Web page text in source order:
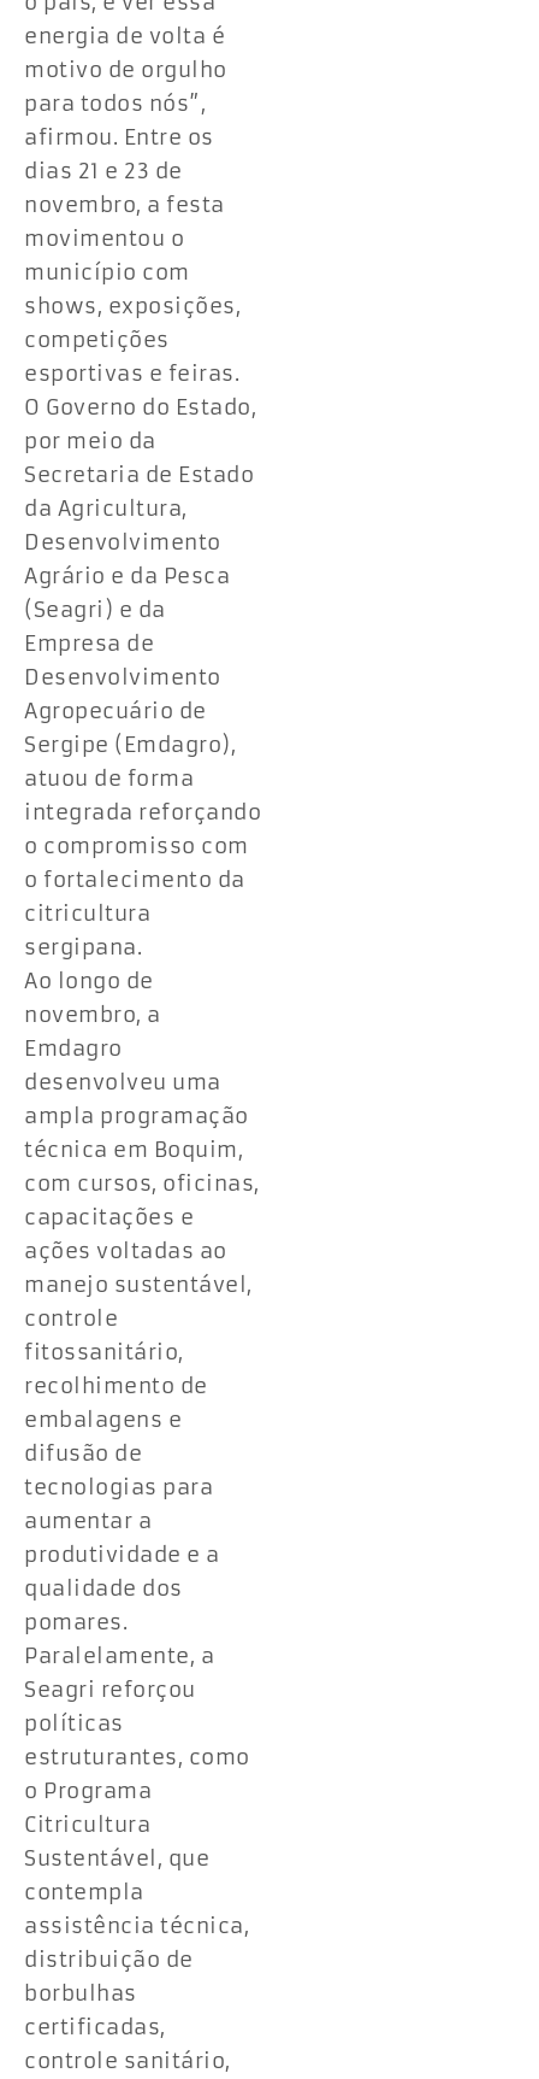
energia de volta é
motivo de orgulho
para todos nós”,
afirmou. Entre os
dias 21 e 23 de
novembro, a festa
movimentou o
município com
shows, exposições,
competições
esportivas e feiras.
O Governo do Estado,
por meio da
Secretaria de Estado
da Agricultura,
Desenvolvimento
Agrário e da Pesca
(Seagri) e da
Empresa de
Desenvolvimento
Agropecuário de
Sergipe (Emdagro),
atuou de forma
integrada reforçando
o compromisso com
o fortalecimento da
citricultura
sergipana.
Ao longo de
novembro, a
Emdagro
desenvolveu uma
ampla programação
técnica em Boquim,
com cursos, oficinas,
capacitações e
ações voltadas ao
manejo sustentável,
controle
fitossanitário,
recolhimento de
embalagens e
difusão de
tecnologias para
aumentar a
produtividade e a
qualidade dos
pomares.
Paralelamente, a
Seagri reforçou
políticas
estruturantes, como
o Programa
Citricultura
Sustentável, que
contempla
assistência técnica,
distribuição de
borbulhas
certificadas,
controle sanitário,